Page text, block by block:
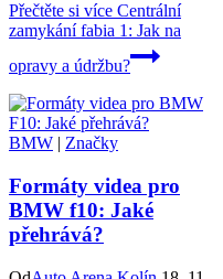
Přečtěte si více Centrální
zamykání fabia 1: Jak na
opravy a údržbu?
BMW | Značky
Formáty videa pro
BMW f10: Jaké
přehrává?